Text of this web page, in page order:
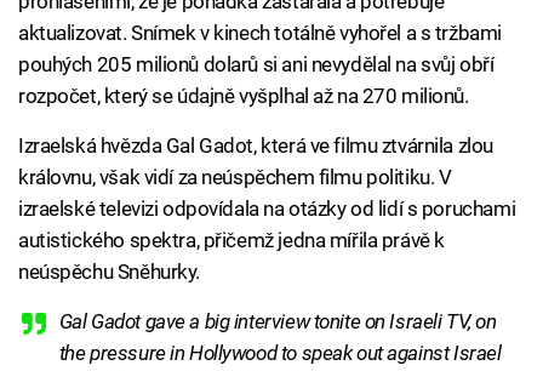
aktualizovat. Snímek v kinech totálně vyhořel a s tržbami
pouhých 205 milionů dolarů si ani nevydělal na svůj obří
rozpočet, který se údajně vyšplhal až na 270 milionů.
Izraelská hvězda Gal Gadot, která ve filmu ztvárnila zlou
královnu, však vidí za neúspěchem filmu politiku. V
izraelské televizi odpovídala na otázky od lidí s poruchami
autistického spektra, přičemž jedna mířila právě k
neúspěchu Sněhurky.
Gal Gadot gave a big interview tonite on Israeli TV, on
the pressure in Hollywood to speak out against Israel